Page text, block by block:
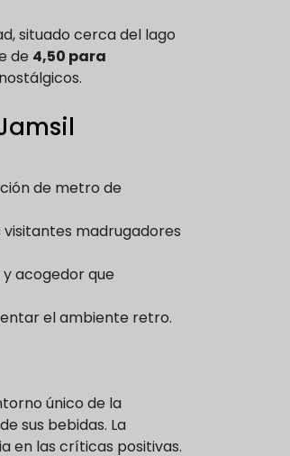
situado cerca del lago
de 4,50 para
de metro de
visitantes madrugadores
acogedor que
el ambiente retro.
único de la
sus bebidas. La
en las críticas positivas.